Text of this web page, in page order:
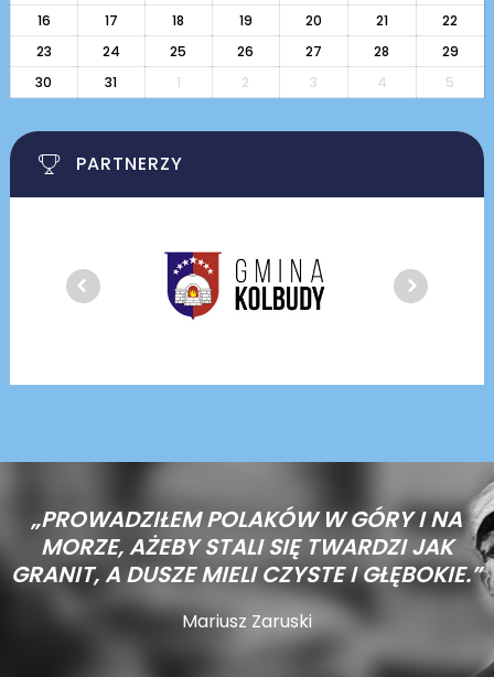
16
17 18 19 20 21
22
23
24 25 26 27 28
29
30
31 1 2 3 4 5
PARTNERZY
„PROWADZIŁEM POLAKÓW W GÓRY I NA
MORZE,AŻEBY STALI SIĘ TWARDZI JAK
GRANIT, A DUSZE MIELI CZYSTE I GŁĘBOKIE.”
Mariusz Zaruski